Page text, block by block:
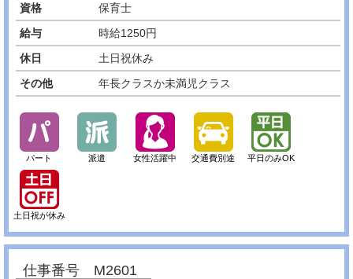
資格
保育士
給与
時給1250円
休日
土日祝休み
その他
年長クラスか未満児クラス
パート 派遣 女性活躍中 交通費別途 平日のみOK
土日祝が休み
仕事番号 M2601